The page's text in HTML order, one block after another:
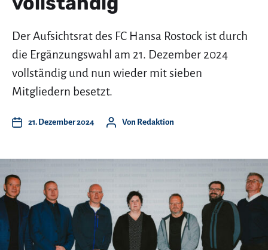
Der Aufsichtsrat des FC Hansa Rostock ist durch
die Ergänzungswahl am 21. Dezember 2024
vollständig und nun wieder mit sieben
Mitgliedern besetzt.
21. Dezember 2024 Von Redaktion